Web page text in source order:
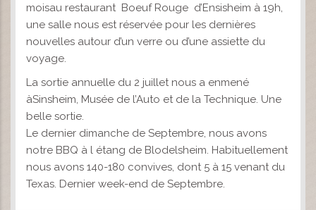
moisau restaurant Boeuf Rouge d’Ensisheim à 19h,
une salle nous est réservée pour les dernières
nouvelles autour d’un verre ou d’une assiette du
voyage.
La sortie annuelle du 2 juillet nous a enmené
àSinsheim, Musée de l’Auto et de la Technique. Une
belle sortie.
Le dernier dimanche de Septembre, nous avons
notre BBQ à l étang de Blodelsheim. Habituellement
nous avons 140-180 convives, dont 5 à 15 venant du
Texas. Dernier week-end de Septembre.